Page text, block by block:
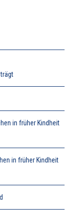
in früher Kindheit
in früher Kindheit